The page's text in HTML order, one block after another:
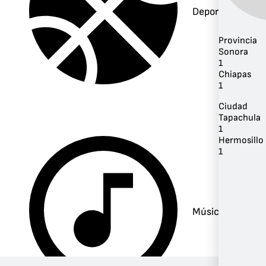
Deportes
Música
Provincia
Sonora
1
Chiapas
1
Ciudad
Tapachula
1
Hermosillo
1